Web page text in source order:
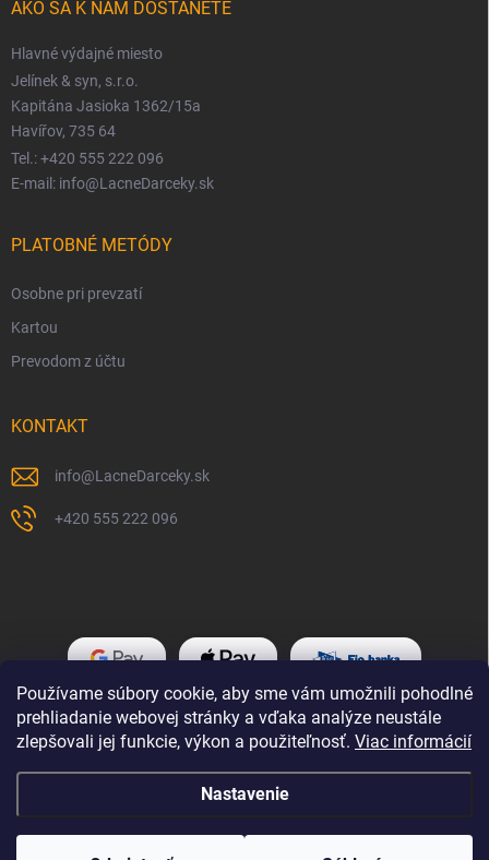
Používame súbory cookie, aby sme vám umožnili pohodlné
prehliadanie webovej stránky a vďaka analýze neustále
zlepšovali jej funkcie, výkon a použiteľnosť. Viac informácií
Nastavenie
AKO SA K NÁM DOSTANETE
Hlavné výdajné miesto
Jelínek & syn, s.r.o.
Kapitána Jasioka 1362/15a
Havířov, 735 64
Tel.: +420 555 222 096
E-mail: info@LacneDarceky.sk
PLATOBNÉ METÓDY
Osobne pri prevzatí
Kartou
Prevodom z účtu
KONTAKT
info@LacneDarceky.sk
+420 555 222 096
Copyright 2026LacneDarceky.sk . Všetky práva vyhradené.